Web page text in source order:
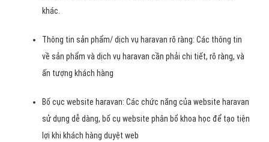
khác.
Thông tin sản phẩm/ dịch vụ haravan rõ ràng: Các thông tin
về sản phẩm và dịch vụ haravan cần phải chi tiết, rõ ràng, và
ấn tượng khách hàng
Bố cục website haravan: Các chức năng của website haravan
sử dụng dễ dàng, bố cụ website phân bổ khoa học để tạo tiện
lợi khi khách hàng duyệt web